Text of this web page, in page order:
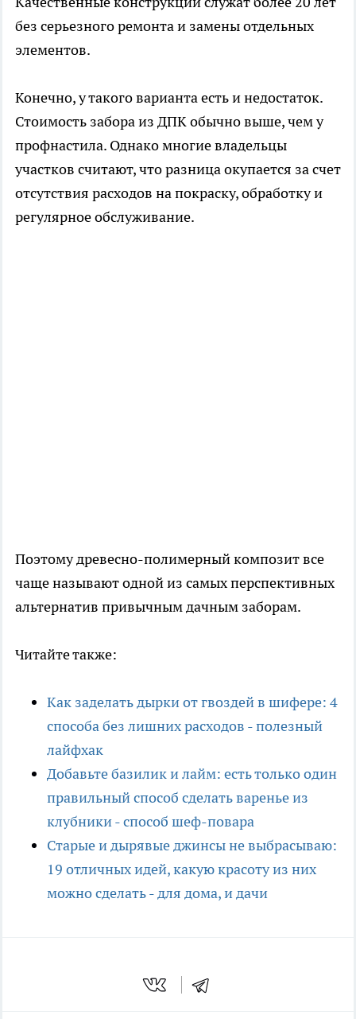
без серьезного ремонта и замены отдельных
элементов.
Конечно, у такого варианта есть и недостаток.
Стоимость забора из ДПК обычно выше, чем у
профнастила. Однако многие владельцы
участков считают, что разница окупается за счет
отсутствия расходов на покраску, обработку и
регулярное обслуживание.
Поэтому древесно-полимерный композит все
чаще называют одной из самых перспективных
альтернатив привычным дачным заборам.
Читайте также:
Как заделать дырки от гвоздей в шифере: 4
способа без лишних расходов - полезный
лайфхак
Добавьте базилик и лайм: есть только один
правильный способ сделать варенье из
клубники - способ шеф-повара
Старые и дырявые джинсы не выбрасываю:
19 отличных идей, какую красоту из них
можно сделать - для дома, и дачи